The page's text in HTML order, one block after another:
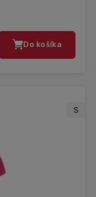
Do košíka
S